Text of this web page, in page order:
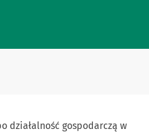
działalność gospodarczą w